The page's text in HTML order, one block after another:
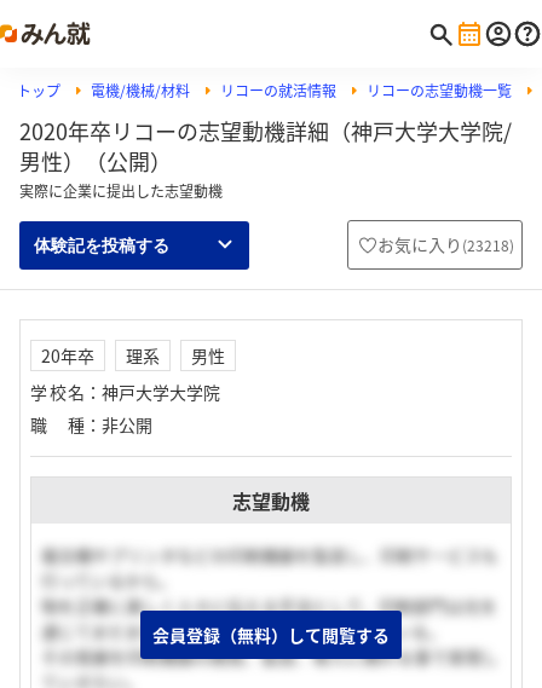
トップ 電機/機械/材料 リコーの就活情報 リコーの志望動機一覧
2020年卒リコーの志望動機詳細（神戸大学大学院/
男性）（公開）
実際に企業に提出した志望動機
体験記を投稿する お気に入り (23218)
20年卒 理系
男性
学校名 ： 神戸大学大学院
職種 ： 非公開
志望動機
複合機やプリンタなどの印刷機器を製造し、印刷サービスも
行っているから。
物を正確に美しく人々に伝える手法として、印刷部門は光を
通じてまだまだ発展するのではないかと考えている。
その発展を印刷機器の開発、製造、導入に関わる事で実現し
会員登録（無料）して閲覧する